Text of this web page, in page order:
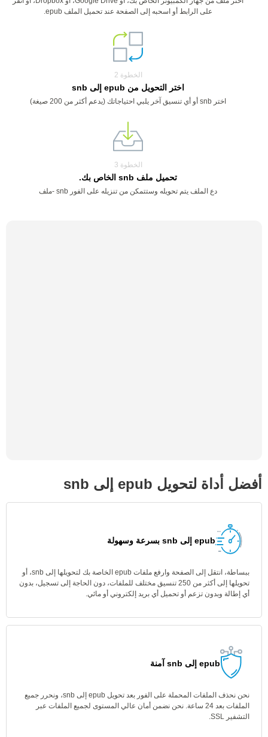
على الرابط أو اسحبه إلى الصفحة عند تحميل الملف epub.
الخطوة 2
اختر التحويل من epub إلى snb
اختر snb أو أي تنسيق آخر يلبي احتياجاتك (يدعم أكثر من 200 صيغة)
الخطوة 3
تحميل ملف snb الخاص بك.
دع الملف يتم تحويله وستتمكن من تنزيله على الفور snb -ملف
أفضل أداة لتحويل epub إلى snb
epub إلى snb بسرعة وسهولة
ببساطة، انتقل إلى الصفحة وارفع ملفات epub الخاصة بك لتحويلها إلى snb، أو
تحويلها إلى أكثر من 250 تنسيق مختلف للملفات، دون الحاجة إلى تسجيل، بدون
أي إطالة وبدون تزعم أو تحميل أي بريد إلكتروني أو مائي.
epub إلى snb آمنة
نحن نحذف الملفات المحملة على الفور بعد تحويل epub إلى snb، ونحرر جميع
الملفات بعد 24 ساعة. نحن نضمن أمان عالي المستوى لجميع الملفات عبر
التشفير SSL.